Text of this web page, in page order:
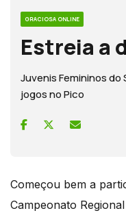
GRACIOSA ONLINE
Estreia a
Juvenis Femininos
jogos no Pico
Começou bem a
Campeonato